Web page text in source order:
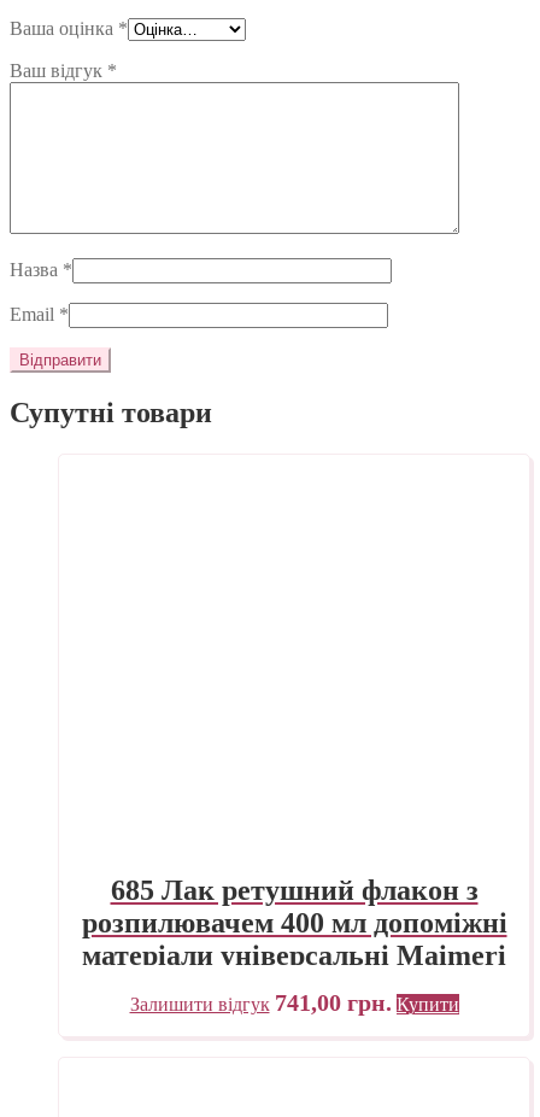
Ваша оцінка *
Ваш відгук *
Назва *
Email *
Супутні товари
685 Лак ретушний флакон з
розпилювачем 400 мл допоміжні
матеріали універсальні Maimeri
Італія
Залишити відгук 741,00 грн. Купити